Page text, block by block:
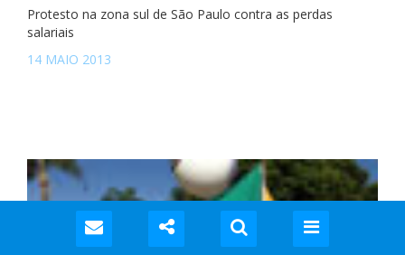
Protesto na zona sul de São Paulo contra as perdas
salariais
14 MAIO 2013